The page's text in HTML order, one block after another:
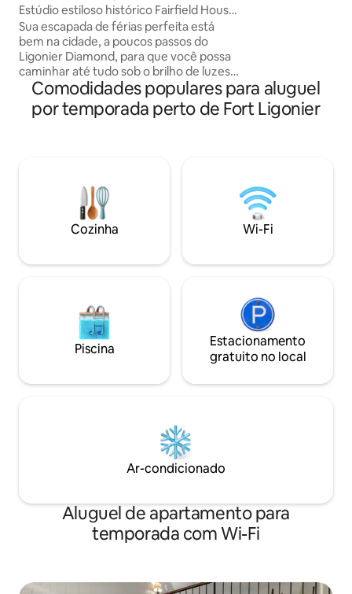
Estúdio estiloso histórico Fairfield House
Ligonier
Sua escapada de férias perfeita está
bem na cidade, a poucos passos do
Ligonier Diamond, para que você possa
caminhar até tudo sob o brilho de luzes
cintilantes - lojas exclusivas, ótimos
restaurantes e até mesmo uma loja de
presentes do museu. Aconchegante e
luxo moderno: também uma cama king-
size com lençóis orgânicos macios, TV
inteligente HD, cabo, Wi-Fi e área de
estar confortável. Cozinha completa
❤️
Comodidades populares para aluguel
por temporada perto de Fort Ligonier
Cozinha Wi-Fi
Piscina
Estacionamento
gratuito no local
Ar-condicionado
Aluguel de apartamento para
temporada com Wi-Fi